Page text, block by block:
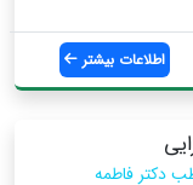
اطلاعات بیشتر
دکتر فاطمه